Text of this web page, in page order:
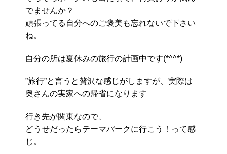
でませんか？
頑張ってる自分へのご褒美も忘れないで下さい
ね。
自分の所は夏休みの旅行の計画中です(*^^*)
”旅行”と言うと贅沢な感じがしますが、実際は
奥さんの実家への帰省になります
行き先が関東なので、
どうせだったらテーマパークに行こう！って感
じ。